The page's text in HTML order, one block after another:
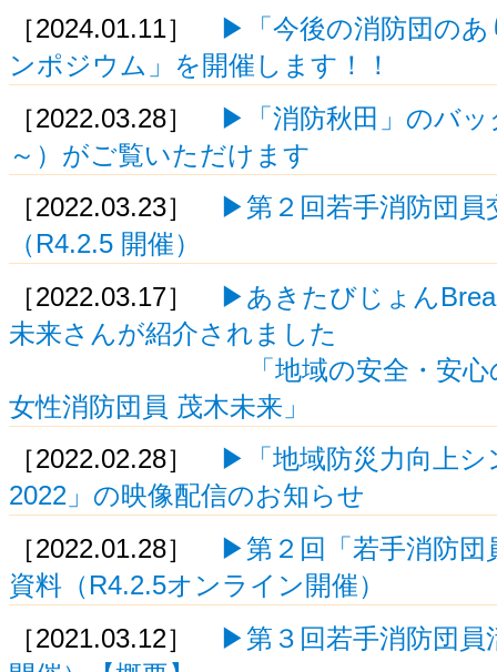
［2024.01.11］
▶「今後の消防団のあ
ンポジウム」を開催します！！
［2022.03.28］
▶「消防秋田」のバッ
～）がご覧いただけます
［2022.03.23］
▶第２回若手消防団員
（R4.2.5 開催）
［2022.03.17］
▶あきたびじょん
未来さんが紹介されました
「地域の安全・安心のた
女性消防団員 茂木未来」
［2022.02.28］
▶「地域防災力向上シ
2022」の映像配信のお知らせ
［2022.01.28］
▶第２回「若手消防団
資料（R4.2.5オンライン開催）
［2021.03.12］
▶第３回若手消防団員